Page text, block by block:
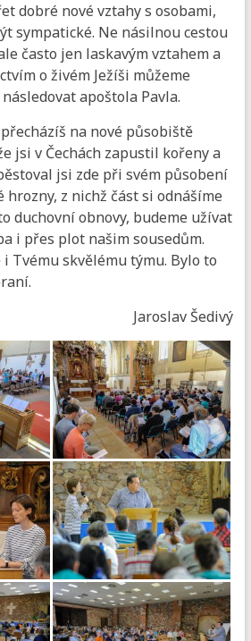
dobré nové vztahy s osobami,
sympatické. Ne násilnou cestou
často jen laskavým vztahem a
o živém Ježíši můžeme
apoštola Pavla.
na nové působiště
jsi v Čechách zapustil kořeny a
jsi zde při svém působení
hrozny, z nichž část si odnášíme
duchovní obnovy, budeme užívat
i přes plot našim sousedům.
Tvému skvělému týmu. Bylo to
Jaroslav Šedivý